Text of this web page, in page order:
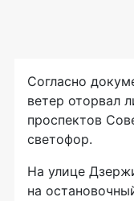
Согласно
ветер оторвал
проспектов
светофор.
На улице
на